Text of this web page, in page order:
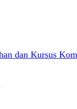
dan Kursus